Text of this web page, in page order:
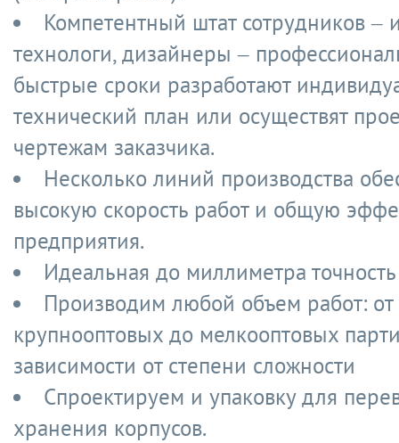
Компетентный штат сотрудников –
технологи, дизайнеры –
быстрые сроки разработают
технический план или осуществят
чертежам заказчика.
Несколько линий производства
высокую скорость работ и общую
предприятия.
Идеальная до миллиметра
Производим любой объем работ: от
крупнооптовых до мелкооптовых
зависимости от степени сложности
Спроектируем и упаковку для
хранения корпусов.